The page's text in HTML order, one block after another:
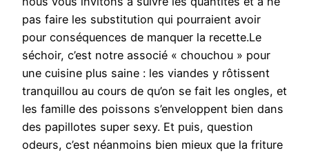
pas faire les substitution qui pourraient avoir
pour conséquences de manquer la recette.Le
séchoir, c’est notre associé « chouchou » pour
une cuisine plus saine : les viandes y rôtissent
tranquillou au cours de qu’on se fait les ongles, et
les famille des poissons s’enveloppent bien dans
des papillotes super sexy. Et puis, question
odeurs, c’est néanmoins bien mieux que la friture